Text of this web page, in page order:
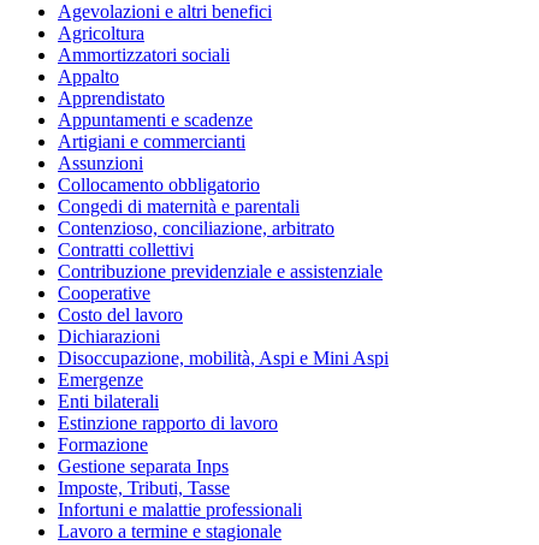
Agevolazioni e altri benefici
Agricoltura
Ammortizzatori sociali
Appalto
Apprendistato
Appuntamenti e scadenze
Artigiani e commercianti
Assunzioni
Collocamento obbligatorio
Congedi di maternità e parentali
Contenzioso, conciliazione, arbitrato
Contratti collettivi
Contribuzione previdenziale e assistenziale
Cooperative
Costo del lavoro
Dichiarazioni
Disoccupazione, mobilità, Aspi e Mini Aspi
Emergenze
Enti bilaterali
Estinzione rapporto di lavoro
Formazione
Gestione separata Inps
Imposte, Tributi, Tasse
Infortuni e malattie professionali
Lavoro a termine e stagionale